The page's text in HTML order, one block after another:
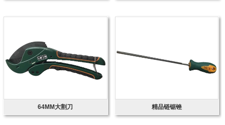
64MM大割刀 精品链锯锉